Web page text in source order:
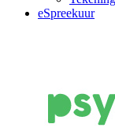
eSpreekuur